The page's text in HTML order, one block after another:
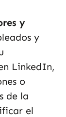
y
y
LinkedIn,
o
de la
el